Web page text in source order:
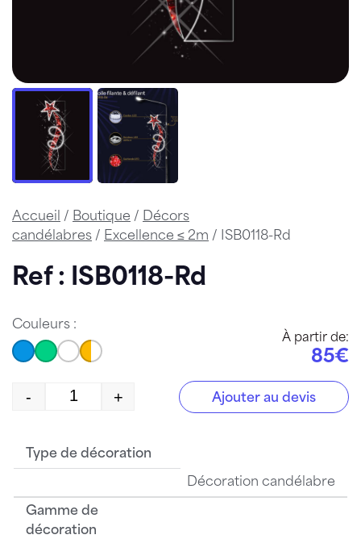
Accueil / Boutique / Décors
candélabres / Excellence ≤ 2m / ISB0118-Rd
Ref : ISB0118-Rd
Couleurs :
À partir de:
85€
quantité de ISB0118-Rd
- + Ajouter au devis
Type de décoration
Décoration candélabre
Gamme de
décoration